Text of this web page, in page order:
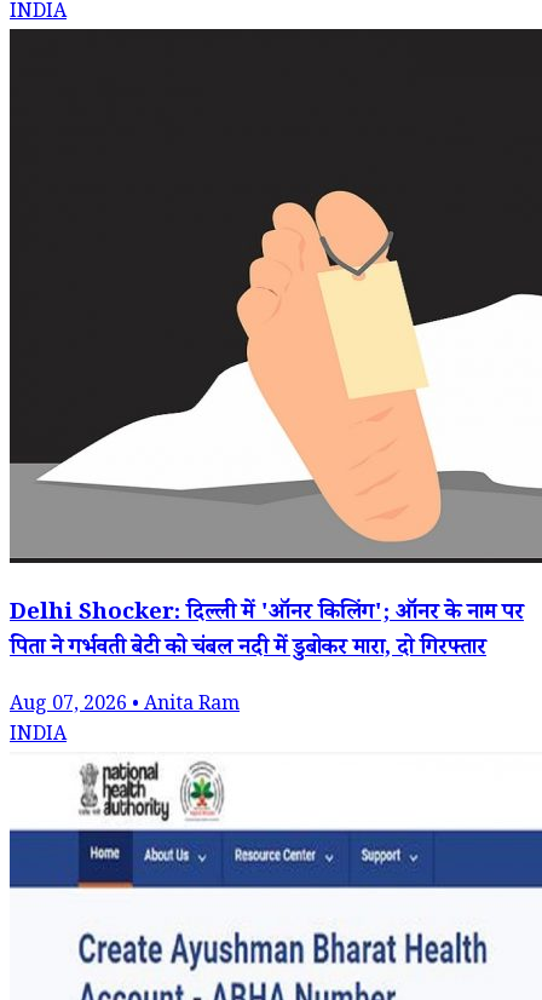
INDIA
Delhi Shocker: दिल्ली में 'ऑनर किलिंग'; ऑनर के नाम पर
पिता ने गर्भवती बेटी को चंबल नदी में डुबोकर मारा, दो गिरफ्तार
Aug 07, 2026 • Anita Ram
INDIA